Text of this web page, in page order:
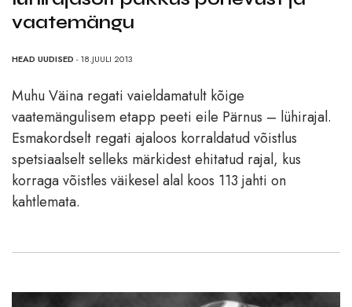
vaatemängu
HEAD UUDISED - 18.JUULI 2013
Muhu Väina regati vaieldamatult kõige
vaatemängulisem etapp peeti eile Pärnus – lühirajal.
Esmakordselt regati ajaloos korraldatud võistlus
spetsiaalselt selleks märkidest ehitatud rajal, kus
korraga võistles väikesel alal koos 113 jahti on
kahtlemata.